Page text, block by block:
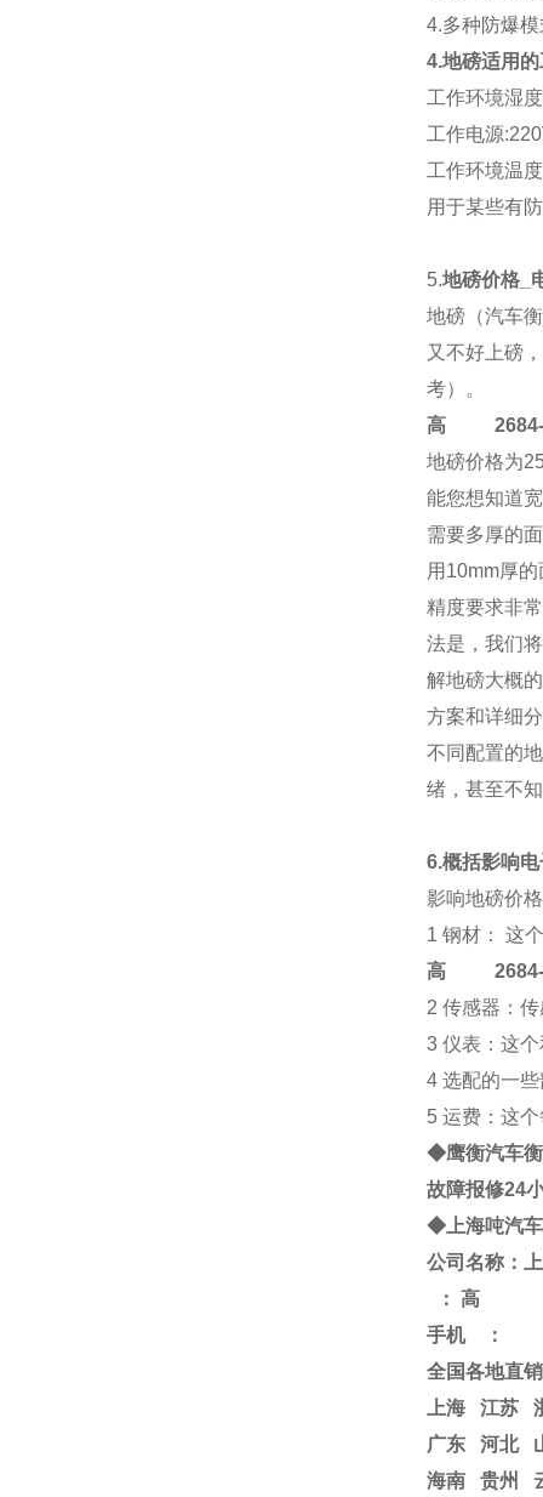
4.多种防爆
4.地磅适用
工作环境湿
工作电源
工作环境温
用于某些有
5.地磅价格_
地磅（汽车
又不好上磅
考）。
高2684-
地磅价格为
能您想知道
需要多厚的
用10mm厚
精度要求非
法是，我们
解地磅大概
方案和详细
不同配置的
绪，甚至不
6.概括影响
影响地磅价
1 钢材： 这
高2684-
2 传感器：
3 仪表：这
4 选配的一
5 运费：这
◆鹰衡汽车衡
故障报修24
◆上海吨汽
公司名称：
： 高
手机
：
全国各地直销
上海
江苏
广东 河北
海南 贵州